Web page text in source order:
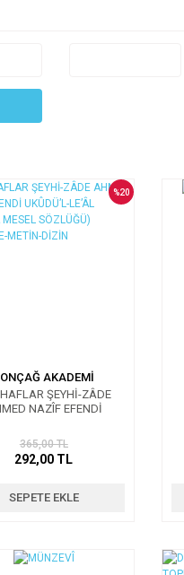
AKADEMİ
ŞEYHİ-ZÂDE
NAZÎF EFENDİ
SÖZLÜĞÜ) İNCELEME-
METİN-DİZİN
%20
365,00 TL
292,00 TL
SEPETE EKLE